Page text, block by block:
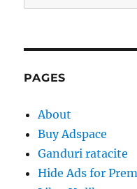
for:
PAGES
About
Buy Adspace
Ganduri ratacite
Hide Ads for